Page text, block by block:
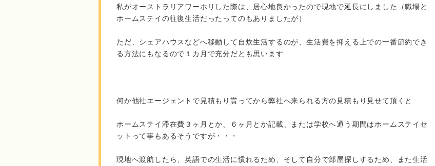
私がオーストラリアワーホリした際は、居心地良かったので現地で延長にしました（職場と
ホームステイの往復生活だったってのもありましたが）
ただ、シェアハウスなどへ移動して自炊生活するのが、生活費を抑える上での一番節約でき
る方法にもなるので１カ月で充分だとも思います
何か他社エージェントで見積もり貰ってから弊社へ来られる方の見積もり見せて頂くと
ホームステイ滞在費３ヶ月とか、６ヶ月とか記載、または学校へ通う期間はホームステイセ
ットって事もあるそうですが・・・
現地へ渡航したら、英語での生活に慣れるため、そして自分で部屋探しするため、また生活